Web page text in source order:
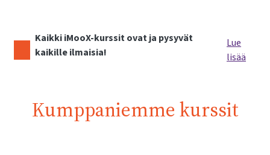
Kaikki iMooX-kurssit ovat ja pysyvät
kaikille ilmaisia!
Lue
lisää
Kumppaniemme kurssit